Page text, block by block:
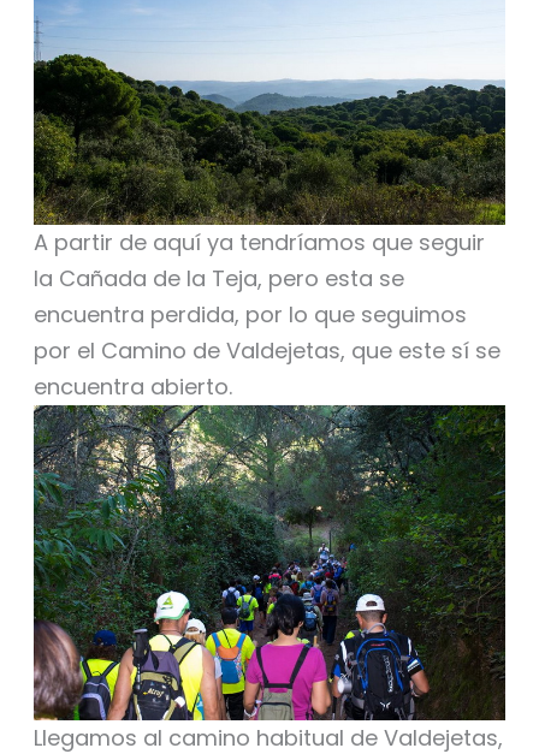
A partir de aquí ya tendríamos que seguir
la Cañada de la Teja, pero esta se
encuentra perdida, por lo que seguimos
por el Camino de Valdejetas, que este sí se
encuentra abierto.
Llegamos al camino habitual de Valdejetas,